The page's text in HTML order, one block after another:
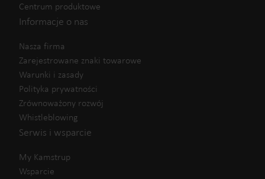
Centrum produktowe
Informacje o nas
Nasza firma
Zarejestrowane znaki towarowe
Warunki i zasady
Polityka prywatności
Zrównoważony rozwój
Whistleblowing
Serwis i wsparcie
My Kamstrup
Wsparcie